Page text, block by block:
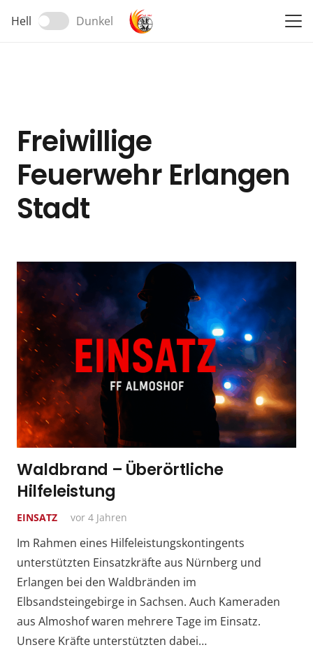
Hell Dunkel
Freiwillige
Feuerwehr Erlangen
Stadt
Waldbrand – Überörtliche
Hilfeleistung
EINSATZ vor 4 Jahren
Im Rahmen eines Hilfeleistungskontingents
unterstützten Einsatzkräfte aus Nürnberg und
Erlangen bei den Waldbränden im
Elbsandsteingebirge in Sachsen. Auch Kameraden
aus Almoshof waren mehrere Tage im Einsatz.
Unsere Kräfte unterstützten dabei…